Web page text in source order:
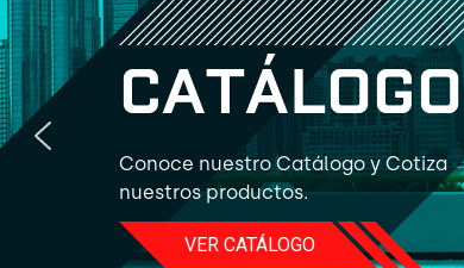
CATÁLOGO
Conoce nuestro Catálogo y Cotiza
nuestros productos.
VER CATÁLOGO